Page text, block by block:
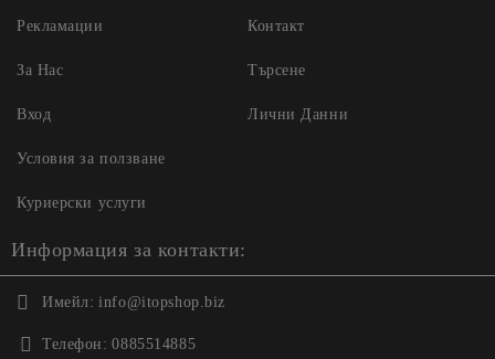
Рекламации
За Нас
Вход
Контакт
Търсене
Лични Данни
Условия за ползване
Куриерски услуги
Информация за контакти:
Имейл: info@itopshop.biz
Телефон: 0885514885